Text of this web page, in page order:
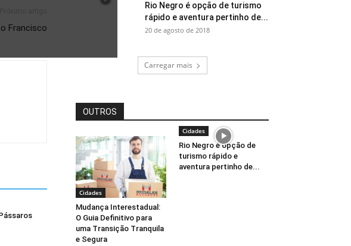
Francisco
Rio Negro é opção de turismo
rápido e aventura pertinho de...
20 de agosto de 2018
Carregar mais
OUTROS
Cidades
Mudança Interestadual:
O Guia Definitivo para
uma Transição Tranquila
e Segura
Cidades
Rio Negro é opção de
turismo rápido e
aventura pertinho de...